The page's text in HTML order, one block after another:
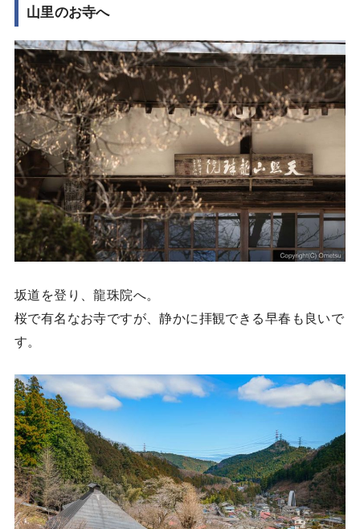
山里のお寺へ
坂道を登り、龍珠院へ。
桜で有名なお寺ですが、静かに拝観できる早春も良いで
す。